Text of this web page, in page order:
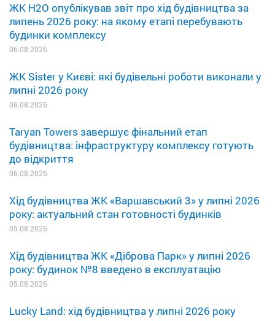
ЖК H2O опублікував звіт про хід будівництва за
липень 2026 року: на якому етапі перебувають
будинки комплексу
06.08.2026
ЖК Sister у Києві: які будівельні роботи виконали у
липні 2026 року
06.08.2026
Taryan Towers завершує фінальний етап
будівництва: інфраструктуру комплексу готують
до відкриття
06.08.2026
Хід будівництва ЖК «Варшавський 3» у липні 2026
року: актуальний стан готовності будинків
05.08.2026
Хід будівництва ЖК «Діброва Парк» у липні 2026
року: будинок №8 введено в експлуатацію
05.08.2026
Lucky Land: хід будівництва у липні 2026 року